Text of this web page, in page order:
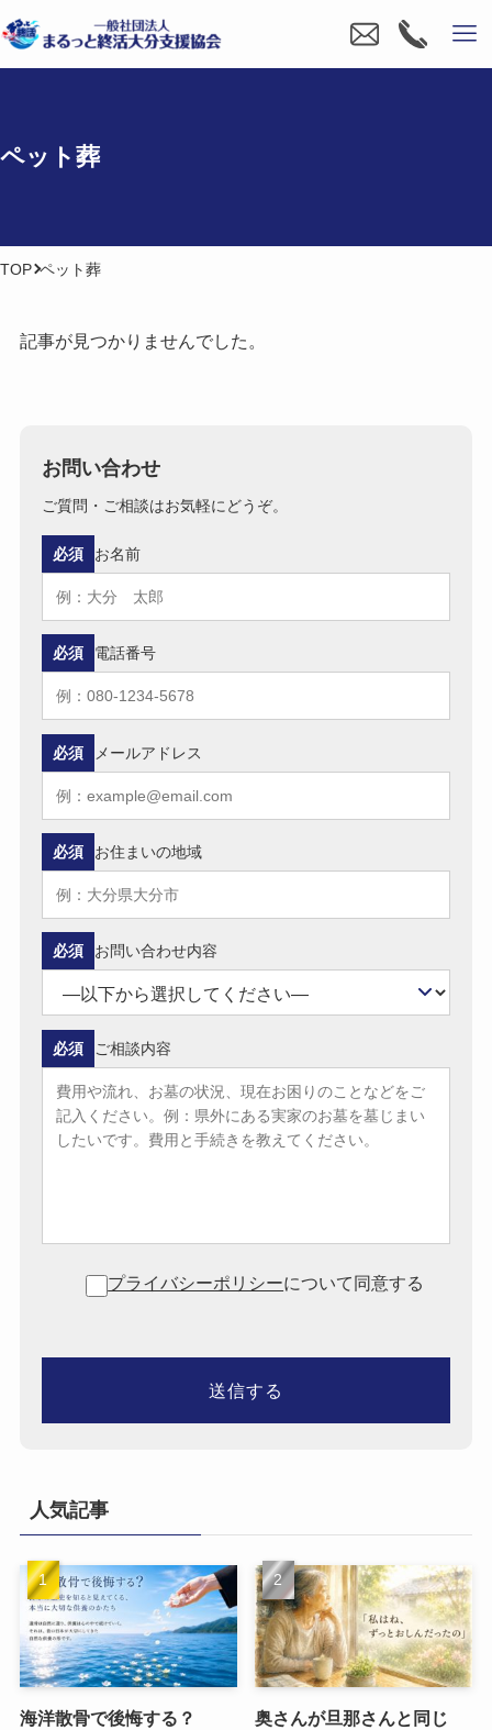
ペット葬
TOP ペット葬
記事が見つかりませんでした。
お問い合わせ
ご質問・ご相談はお気軽にどうぞ。
お名前
必須
電話番号
必須
メールアドレス
必須
お住まいの地域
必須
お問い合わせ内容
必須
ご相談内容
必須
プライバシーポリシーについて同意する
人気記事
海洋散骨で​後悔する？​
奥さんが​旦那さんと​同じ​